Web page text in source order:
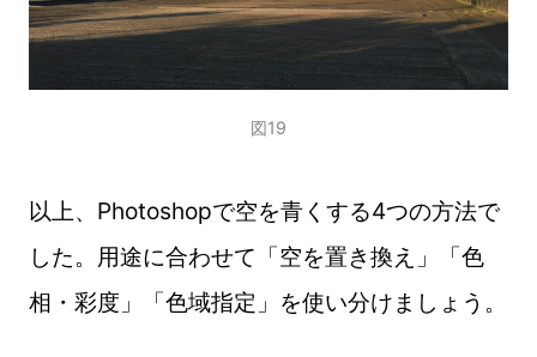
図19
以上、Photoshopで空を青くする4つの方法で
した。用途に合わせて「空を置き換え」「色
相・彩度」「色域指定」を使い分けましょう。